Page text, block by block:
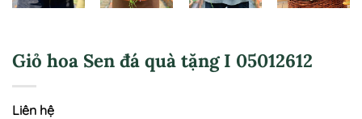
Giỏ hoa Sen đá quà tặng I 05012612
Liên hệ